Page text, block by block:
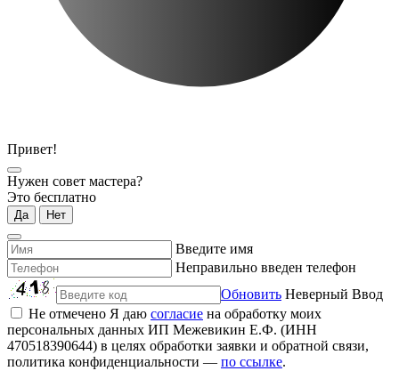
Привет!
Нужен совет мастера?
Это бесплатно
Да Нет
Введите имя
Неправильно введен телефон
Обновить Неверный Ввод
Не отмечено Я даю согласие на обработку моих
персональных данных ИП Межевикин Е.Ф. (ИНН
470518390644) в целях обработки заявки и обратной связи,
политика конфиденциальности — по ссылке.